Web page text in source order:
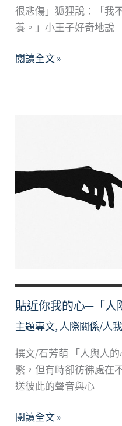
很悲傷」狐狸說：「我
養。」小王子好奇地說
「溝
—
探
與
技
巧
閱讀全文 »
貼近你我的心─「人
主題專文, 人際關係/人
撰文/石芳萌 「人與人
繫，但有時卻彷彿處在
送彼此的聲音與心
貼
閱讀全文 »